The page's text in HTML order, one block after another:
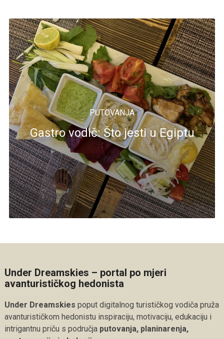
PUTOVANJA
Gastro vodič: Što jesti u Egiptu
Under Dreamskies – portal po mjeri
avanturističkog hedonista
Under Dreamskies poput digitalnog turističkog vodiča pruža
avanturističkom hedonistu inspiraciju, motivaciju, edukaciju i
intrigantnu priču s područja putovanja, planinarenja,